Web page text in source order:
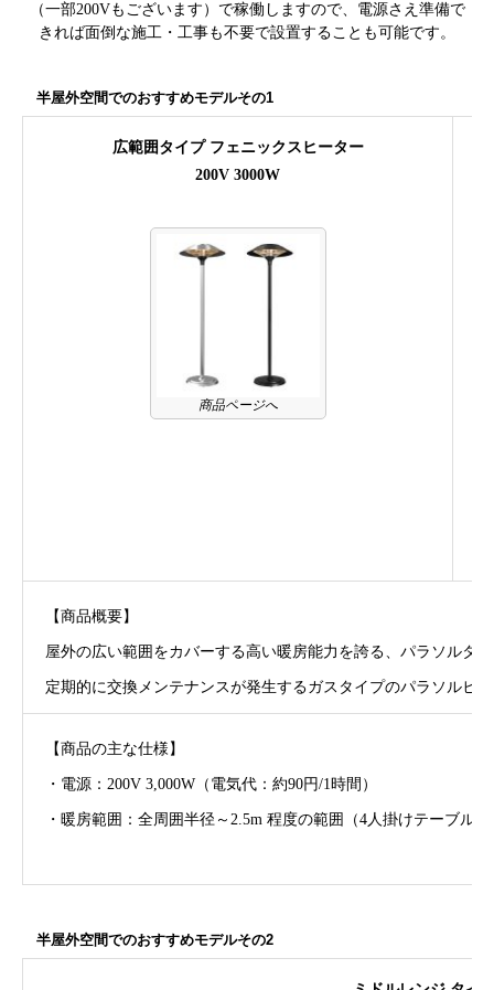
（一部200Vもございます）で稼働しますので、電源さえ準備で
きれば面倒な施工・工事も不要で設置することも可能です。
半屋外空間でのおすすめモデルその1
広範囲タイプ フェニックスヒーター
200V 3000W
商品ページへ
【商品概要】
屋外の広い範囲をカバーする高い暖房能力を誇る、パラソルタ
定期的に交換メンテナンスが発生するガスタイプのパラソルヒ
【商品の主な仕様】
・電源：200V 3,000W（電気代：約90円/1時間）
・暖房範囲：全周囲半径～2.5m 程度の範囲（4人掛けテーブル
半屋外空間でのおすすめモデルその2